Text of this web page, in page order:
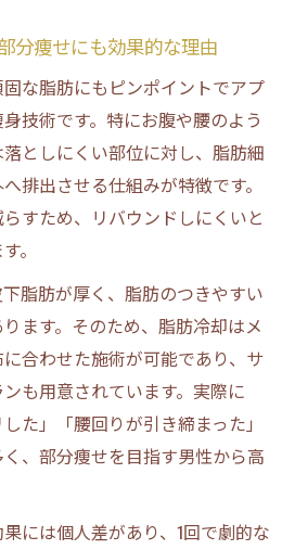
分痩せにも効果的な理由
な脂肪にもピンポイントでアプ
技術です。特にお腹や腰のよう
としにくい部位に対し、脂肪細
排出させる仕組みが特徴です。
すため、リバウンドしにくいと
。
脂肪が厚く、脂肪のつきやすい
ます。そのため、脂肪冷却はメ
合わせた施術が可能であり、サ
も用意されています。実際に
た」「腰回りが引き締まった」
、部分痩せを目指す男性から高
には個人差があり、1回で劇的な